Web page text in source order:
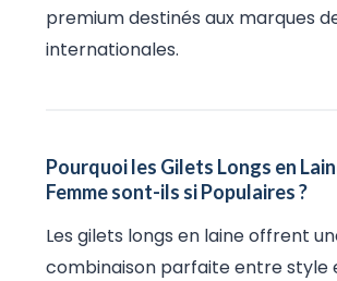
premium destinés aux marques
internationales.
Pourquoi les Gilets Longs en
Femme sont-ils si Populaires ?
Les gilets longs en laine offrent
combinaison parfaite entre style